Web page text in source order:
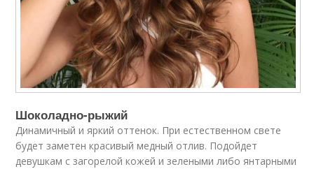
Шоколадно-рыжий
Динамичный и яркий оттенок. При естественном свете
будет заметен красивый медный отлив. Подойдет
девушкам с загорелой кожей и зелеными либо янтарными